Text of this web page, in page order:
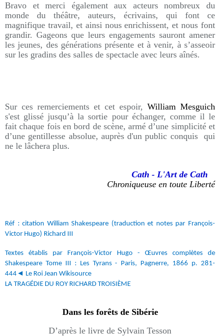
Bravo et merci également aux acteurs nombreux du
monde du théâtre, auteurs, écrivains, qui font ce
magnifique travail, et ainsi nous enrichissent, et nous font
grandir. Gageons que leurs engagements sauront amener
les jeunes, des générations présente et à venir, à s’asseoir
sur les gradins des salles de spectacle avec leurs aînés.
Sur ces remerciements et cet espoir, William Mesguich
s'est glissé jusqu’à la sortie pour échanger, comme il le
fait chaque fois en bord de scène, armé d’une simplicité et
d’une gentillesse absolue, auprès d'un public conquis qui
ne le lâchera plus.
Cath - L'Art de Cath
Chroniqueuse en toute Liberté
Réf : citation William Shakespeare (traduction et notes par François-
Victor Hugo) Richard III
Textes établis par François-Victor Hugo - Œuvres complètes de
Shakespeare Tome III : Les Tyrans - Paris, Pagnerre, 1866 p. 281-
444 ◄ Le Roi Jean Wikisource
LA TRAGÉDIE DU ROY RICHARD TROISIÈME
Dans les forêts de Sibérie
D’après le livre de Sylvain Tesson